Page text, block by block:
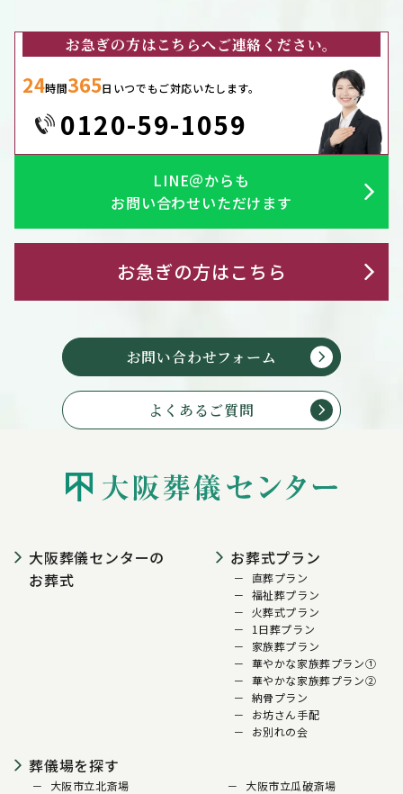
お急ぎの方はこちらへご連絡ください。
24時間365日いつでもご対応いたします。
0120-59-1059
LINE＠からも
お問い合わせいただけます
お急ぎの方はこちら
お問い合わせフォーム
よくあるご質問
大阪葬儀センターの
お葬式
お葬式プラン
直葬プラン
福祉葬プラン
火葬式プラン
1日葬プラン
家族葬プラン
華やかな家族葬プラン①
華やかな家族葬プラン②
納骨プラン
お坊さん手配
お別れの会
葬儀場を探す
大阪市立北斎場 大阪市立瓜破斎場